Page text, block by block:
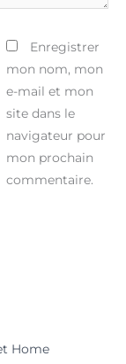
Enregistrer
mon nom, mon
e-mail et mon
site dans le
navigateur pour
mon prochain
commentaire.
Home